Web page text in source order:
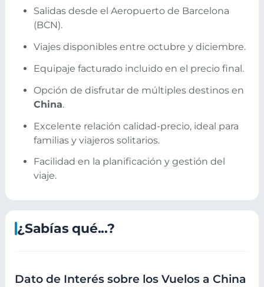
Salidas desde el Aeropuerto de Barcelona
(BCN).
Viajes disponibles entre octubre y diciembre.
Equipaje facturado incluido en el precio final.
Opción de disfrutar de múltiples destinos en
China.
Excelente relación calidad-precio, ideal para
familias y viajeros solitarios.
Facilidad en la planificación y gestión del
viaje.
¿Sabías qué...?
Dato de Interés sobre los Vuelos a China